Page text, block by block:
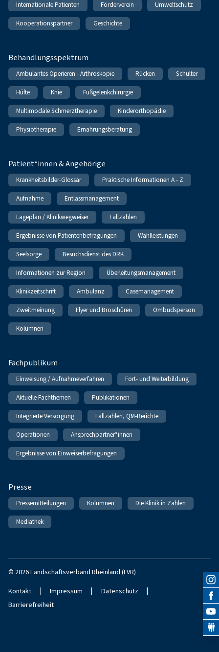
Internationale Patienten Förderverein Umweltschutz
Kooperationspartner Geschichte
Behandlungsspektrum
Ambulantes Operieren - Arthroskopie Rücken Schulter
Hüfte Knie Fußgelenkchirurgie
Multimodale Schmerztherapie Kinderorthopädie
Physiotherapie Ernährungsberatung
Patient*innen & Angehörige
Krankheitsbilder-Glossar Praktische Informationen A - Z
Aufnahme Entlassmanagement
Lageplan / Klinikwegweiser Fallzahlen
Ergebnisse von Patientenbefragungen Wahlleistungen
Seelsorge Besuchsdienst des DRK
Informationen zur Region Überleitungsmanagement
Klinikzeitschrift Ambulanz Casemanagement
Zweitmeinung Flyer und Broschüren Ombudsperson
Kolumnen
Fachpublikum
Einweisung / Aufnahmeverfahren Fort- und Weiterbildung
Aktuelle Fachthemen Publikationen
Integrierte Versorgung Fallzahlen, QM-Berichte
Operationen Ansprechpartner*innen
Ergebnisse von Einweiserbefragungen
Presse
Pressemitteilungen Kolumnen Die Klinik in Zahlen
Mediathek
© 2026 Landschaftsverband Rheinland (LVR)
Kontakt | Impressum | Datenschutz |
Barrierefreiheit